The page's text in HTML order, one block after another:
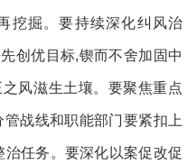
挖掘。要持续深化纠风治
创优目标,锲而不舍加固中
风滋生土壤。要聚焦重点
战线和职能部门要紧扣上
治任务。要深化以案促改促